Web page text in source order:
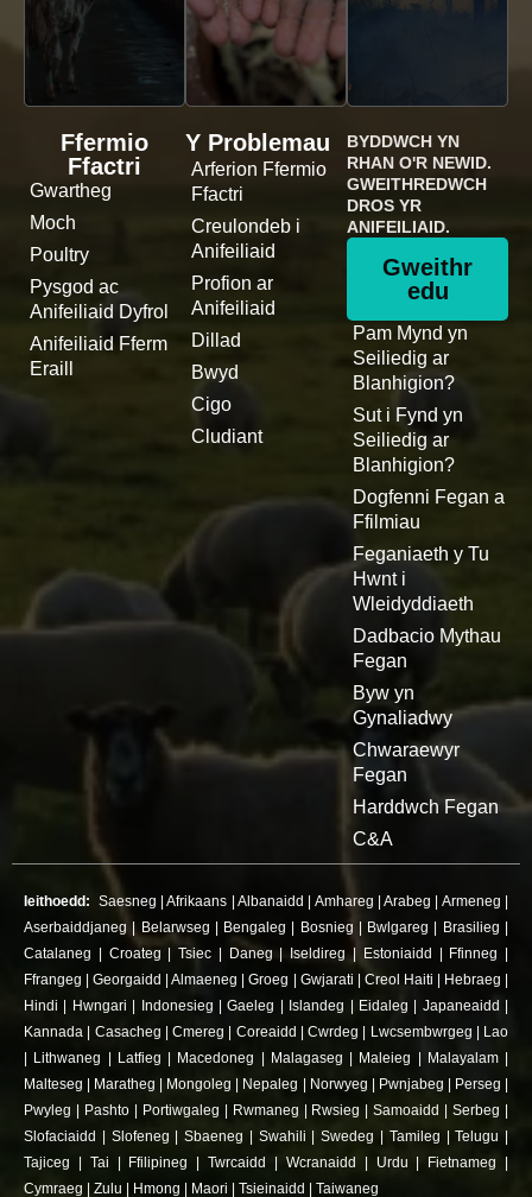
Ffermio
Ffactri
Gwartheg
Moch
Poultry
Pysgod ac
Anifeiliaid Dyfrol
Anifeiliaid Fferm
Eraill
Y Problemau
Arferion Ffermio
Ffactri
Creulondeb i
Anifeiliaid
Profion ar
Anifeiliaid
Dillad
Bwyd
Cigo
Cludiant
BYDDWCH YN
RHAN O'R NEWID.
GWEITHREDWCH
DROS YR
ANIFEILIAID.
Gweithr
edu
Pam Mynd yn
Seiliedig ar
Blanhigion?
Sut i Fynd yn
Seiliedig ar
Blanhigion?
Dogfenni Fegan a
Ffilmiau
Feganiaeth y Tu
Hwnt i
Wleidyddiaeth
Dadbacio Mythau
Fegan
Byw yn
Gynaliadwy
Chwaraewyr
Fegan
Harddwch Fegan
C&A
Ieithoedd: Saesneg |Afrikaans | Albanaidd | Amhareg |Arabeg | Armeneg |
Aserbaiddjaneg | Belarwseg | Bengaleg | Bosnieg | Bwlgareg | Brasilieg |
Catalaneg | Croateg |Tsiec | Daneg | Iseldireg | Estoniaidd | Ffinneg |
Ffrangeg |Georgaidd |Almaeneg |Groeg | Gwjarati | Creol Haiti | Hebraeg |
Hindi | Hwngari | Indonesieg |Gaeleg | Islandeg | Eidaleg | Japaneaidd |
Kannada | Casacheg | Cmereg | Coreaidd | Cwrdeg | Lwcsembwrgeg | Lao
| Lithwaneg | Latfieg | Macedoneg | Malagaseg | Maleieg | Malayalam|
Malteseg | Maratheg | Mongoleg | Nepaleg | Norwyeg | Pwnjabeg | Perseg |
Pwyleg | Pashto| Portiwgaleg | Rwmaneg | Rwsieg |Samoaidd |Serbeg |
Slofaciaidd | Slofeneg |Sbaeneg | Swahili |Swedeg | Tamileg |Telugu |
Tajiceg | Tai | Ffilipineg |Twrcaidd | Wcranaidd | Urdu | Fietnameg |
Cymraeg | Zulu | Hmong | Maori | Tsieinaidd | Taiwaneg